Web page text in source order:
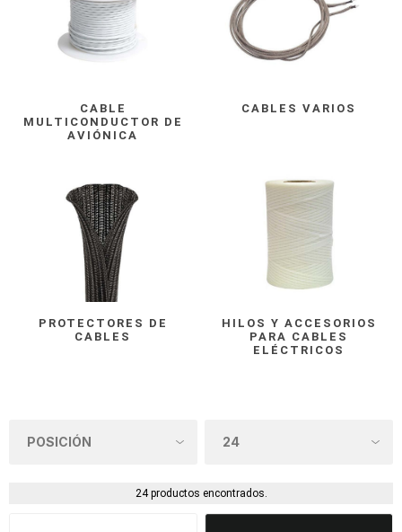
CABLE
MULTICONDUCTOR DE
AVIÓNICA
CABLES VARIOS
PROTECTORES DE
CABLES
HILOS Y ACCESORIOS
PARA CABLES
ELÉCTRICOS
24 productos encontrados.